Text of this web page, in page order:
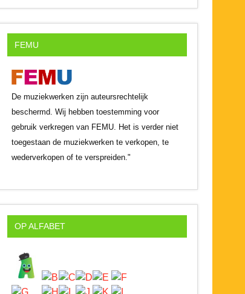
FEMU
De muziekwerken zijn auteursrechtelijk
beschermd. Wij hebben toestemming voor
gebruik verkregen van FEMU. Het is verder niet
toegestaan de muziekwerken te verkopen, te
wederverkopen of te verspreiden."
OP ALFABET